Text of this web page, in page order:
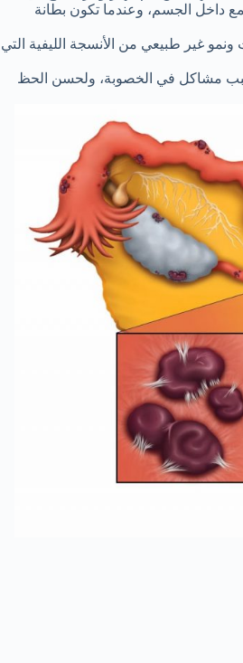
داخل الجسم، وعندما تكون بطانة
غير طبيعي من الأنسجة الليفية التي
مشاكل في الخصوبة، ولحسن الحظ